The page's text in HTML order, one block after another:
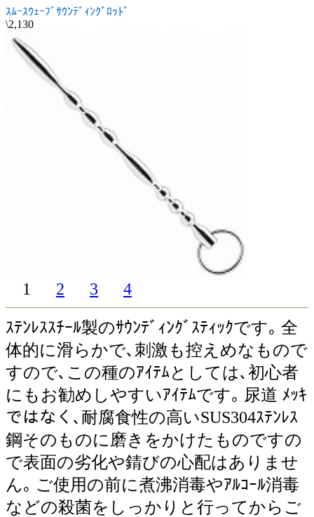
ｽﾑｰｽｳｪｰﾌﾞｻｳﾝﾃﾞｨﾝｸﾞﾛｯﾄﾞ
\2,130
1 2 3 4
ｽﾃﾝﾚｽｽﾁｰﾙ製のｻｳﾝﾃﾞｨﾝｸﾞｽﾃｨｯｸです｡ 全
体的に滑らかで､刺激も控えめなもので
すので､この種のｱｲﾃﾑとしては､初心者
にもお勧めしやすいｱｲﾃﾑです｡ 尿道 ﾒｯｷ
ではなく､耐腐食性の高いSUS304ｽﾃﾝﾚｽ
鋼そのものに磨きをかけたものですの
で表面の劣化や錆びの心配はありませ
ん｡ ご使用の前に煮沸消毒やｱﾙｺｰﾙ消毒
などの殺菌をしっかりと行ってからご